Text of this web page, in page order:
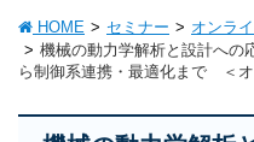
HOME セミナー
オンラ
機械の動力学解析と設計への
ら制御系連携・最適化まで ＜